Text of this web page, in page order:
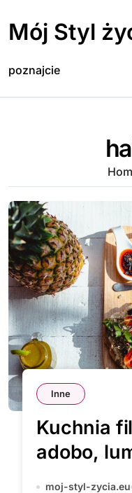
content
Mój Styl
poznajcie
Inne
Kuchnia
adobo,
moj-styl-zycia.eu